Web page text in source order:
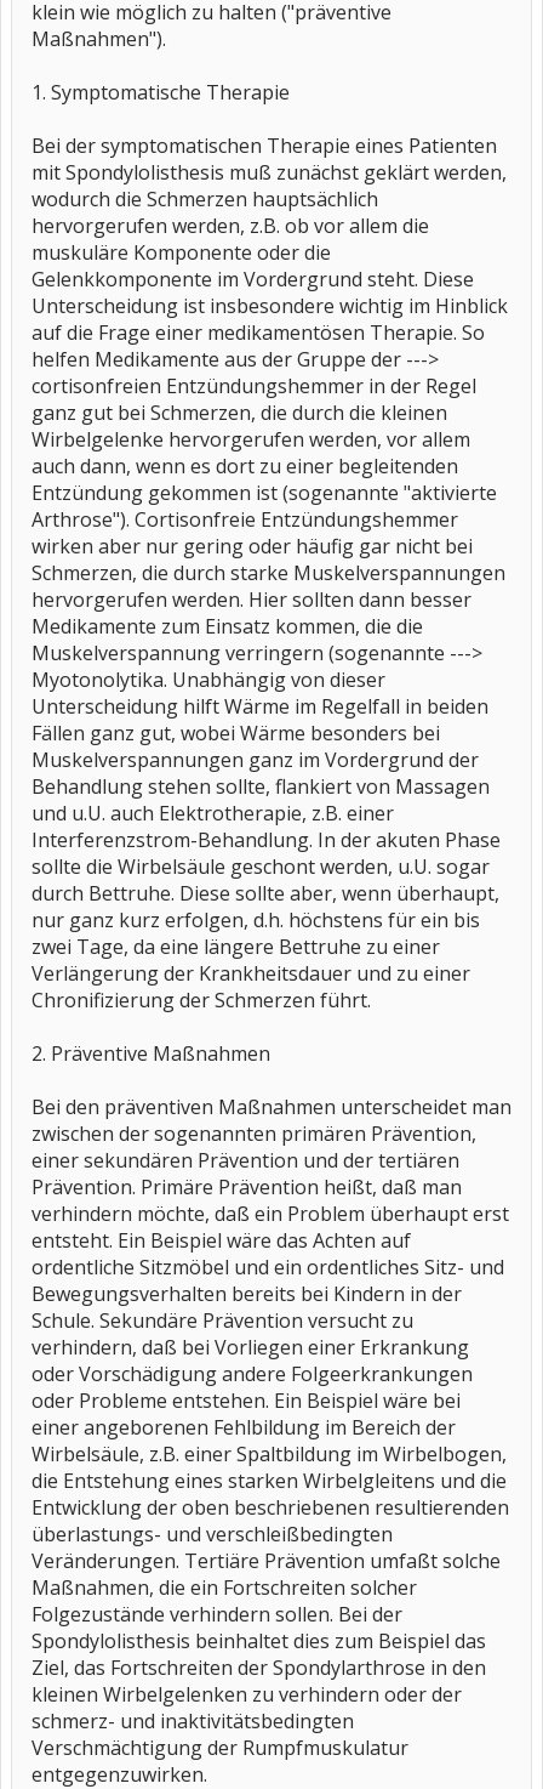
klein wie möglich zu halten ("präventive
Maßnahmen").
1. Symptomatische Therapie
Bei der symptomatischen Therapie eines Patienten
mit Spondylolisthesis muß zunächst geklärt werden,
wodurch die Schmerzen hauptsächlich
hervorgerufen werden, z.B. ob vor allem die
muskuläre Komponente oder die
Gelenkkomponente im Vordergrund steht. Diese
Unterscheidung ist insbesondere wichtig im Hinblick
auf die Frage einer medikamentösen Therapie. So
helfen Medikamente aus der Gruppe der --->
cortisonfreien Entzündungshemmer in der Regel
ganz gut bei Schmerzen, die durch die kleinen
Wirbelgelenke hervorgerufen werden, vor allem
auch dann, wenn es dort zu einer begleitenden
Entzündung gekommen ist (sogenannte "aktivierte
Arthrose"). Cortisonfreie Entzündungshemmer
wirken aber nur gering oder häufig gar nicht bei
Schmerzen, die durch starke Muskelverspannungen
hervorgerufen werden. Hier sollten dann besser
Medikamente zum Einsatz kommen, die die
Muskelverspannung verringern (sogenannte --->
Myotonolytika. Unabhängig von dieser
Unterscheidung hilft Wärme im Regelfall in beiden
Fällen ganz gut, wobei Wärme besonders bei
Muskelverspannungen ganz im Vordergrund der
Behandlung stehen sollte, flankiert von Massagen
und u.U. auch Elektrotherapie, z.B. einer
Interferenzstrom-Behandlung. In der akuten Phase
sollte die Wirbelsäule geschont werden, u.U. sogar
durch Bettruhe. Diese sollte aber, wenn überhaupt,
nur ganz kurz erfolgen, d.h. höchstens für ein bis
zwei Tage, da eine längere Bettruhe zu einer
Verlängerung der Krankheitsdauer und zu einer
Chronifizierung der Schmerzen führt.
2. Präventive Maßnahmen
Bei den präventiven Maßnahmen unterscheidet man
zwischen der sogenannten primären Prävention,
einer sekundären Prävention und der tertiären
Prävention. Primäre Prävention heißt, daß man
verhindern möchte, daß ein Problem überhaupt erst
entsteht. Ein Beispiel wäre das Achten auf
ordentliche Sitzmöbel und ein ordentliches Sitz- und
Bewegungsverhalten bereits bei Kindern in der
Schule. Sekundäre Prävention versucht zu
verhindern, daß bei Vorliegen einer Erkrankung
oder Vorschädigung andere Folgeerkrankungen
oder Probleme entstehen. Ein Beispiel wäre bei
einer angeborenen Fehlbildung im Bereich der
Wirbelsäule, z.B. einer Spaltbildung im Wirbelbogen,
die Entstehung eines starken Wirbelgleitens und die
Entwicklung der oben beschriebenen resultierenden
überlastungs- und verschleißbedingten
Veränderungen. Tertiäre Prävention umfaßt solche
Maßnahmen, die ein Fortschreiten solcher
Folgezustände verhindern sollen. Bei der
Spondylolisthesis beinhaltet dies zum Beispiel das
Ziel, das Fortschreiten der Spondylarthrose in den
kleinen Wirbelgelenken zu verhindern oder der
schmerz- und inaktivitätsbedingten
Verschmächtigung der Rumpfmuskulatur
entgegenzuwirken.